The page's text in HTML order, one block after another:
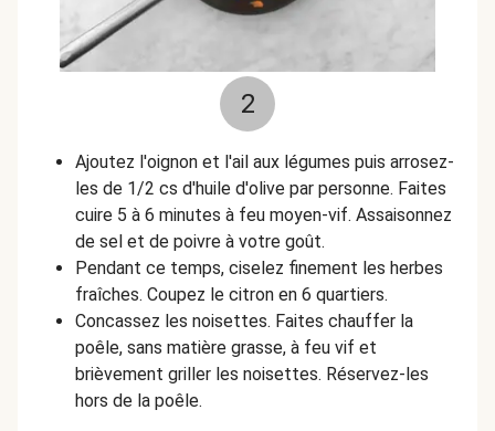
2
Ajoutez l'oignon et l'ail aux légumes puis arrosez-
les de 1/2 cs d'huile d'olive par personne. Faites
cuire 5 à 6 minutes à feu moyen-vif. Assaisonnez
de sel et de poivre à votre goût.
Pendant ce temps, ciselez finement les herbes
fraîches. Coupez le citron en 6 quartiers.
Concassez les noisettes. Faites chauffer la
poêle, sans matière grasse, à feu vif et
brièvement griller les noisettes. Réservez-les
hors de la poêle.